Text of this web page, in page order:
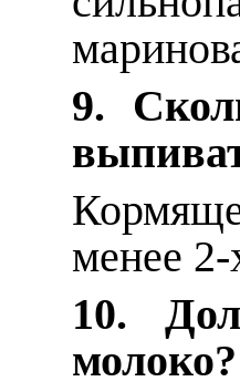
9.
менее
10.
молоко?